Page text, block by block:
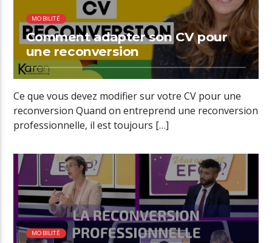
MOBILITÉ
Comment adapter son CV pour
une reconversion
Ce que vous devez modifier sur votre CV pour une
reconversion Quand on entreprend une reconversion
professionnelle, il est toujours […]
00:38 READ TIME
MOBILITÉ